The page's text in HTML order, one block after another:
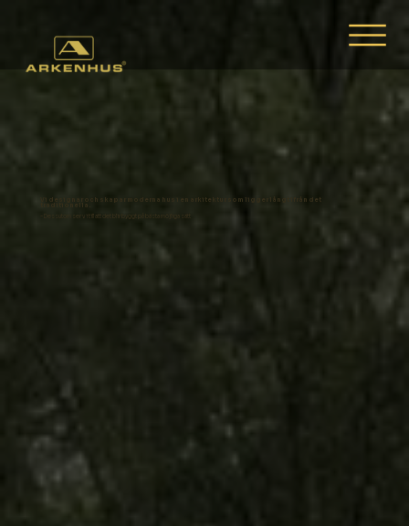
Vi designar och skapar moderna hus i en arkitektur som ligger långt ifrån det
traditionella.
- Dessutom ser vi till att det blir byggt på bästa möjliga sätt